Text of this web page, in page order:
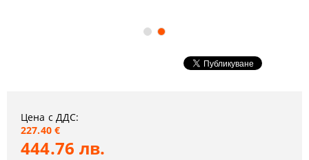
Цена с ДДС:
227.40 €
444.76 лв.